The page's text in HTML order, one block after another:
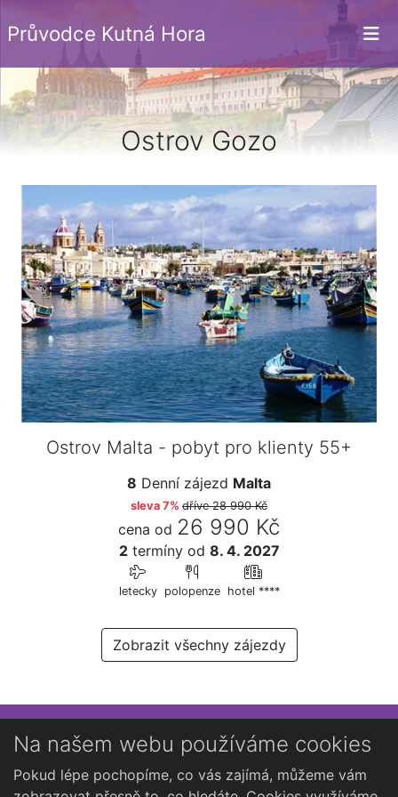
Průvodce Kutná Hora
Ostrov Gozo
Ostrov Malta - pobyt pro klienty 55+
8 Denní zájezd Malta
sleva 7% dříve28 990 Kč
cena od 26 990 Kč
2termínyod 8. 4. 2027
letecky polopenze hotel ****
Zobrazit všechny zájezdy
Přihlaste se k newsletteru
Chcete dostávat občasné novinky o Kutné Hoře?
Na našem webu používáme cookies
Pokud lépe pochopíme, co vás zajímá, můžeme vám